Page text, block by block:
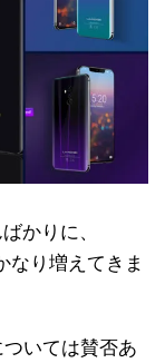
かりに、
なり増えてきま
いては賛否あ